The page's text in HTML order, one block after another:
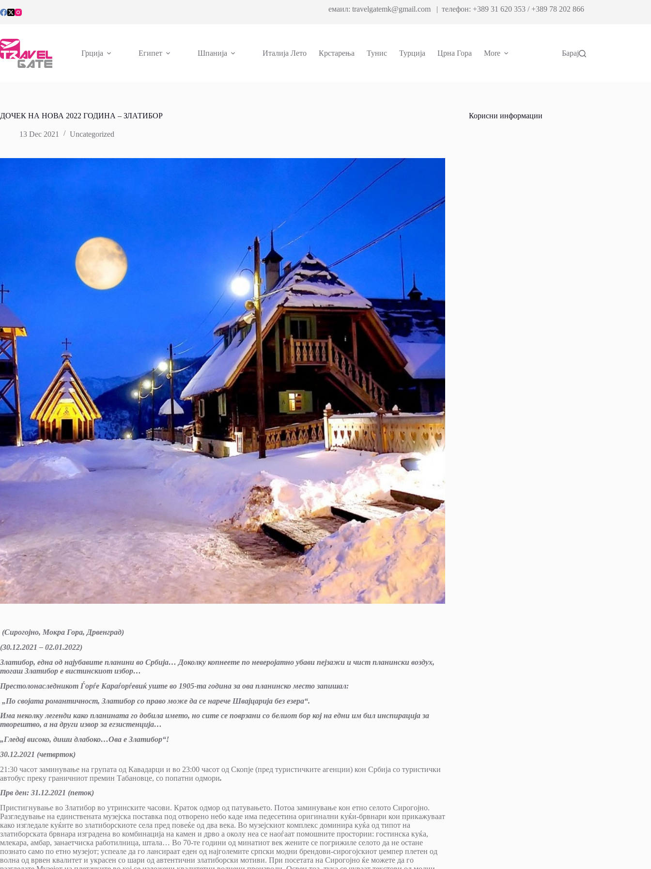
to
емаил: travelgatemk@gmail.com | телефон: +389 31 620 353 / +389 78 202 866
Грција Египет Шпанија Италија Лето Крстарења Тунис Турција Црна Гора More Барај
ДОЧЕК НА НОВА 2022 ГОДИНА – ЗЛАТИБОР
13 Dec 2021 Uncategorized
(Сирогојно, Мокра Гора, Дрвенград)
(30.12.2021 – 02.01.2022)
Златибор, една од најубавите планини во Србија… Доколку копнеете по неверојатно убави пејзажи и чист планински воздух,
тогаш Златибор е вистинскиот избор…
Престолонаследникот Ѓорѓе Караѓорѓевиќ уште во 1905-та година за ова планинско место запишал:
„По својата романтичност, Златибор со право може да се нарече Швајцарија без езера“.
Има неколку легенди како планината го добила името, но сите се поврзани со белиот бор кој на едни им бил инспирација за
творештво, а на други извор за егзистенција…
„Гледај високо, диши длабоко…Ова е Златибор“!
30.12.2021 (четврток)
21:30 часот заминување на групата од Кавадарци и во 23:00 часот од Скопје (пред туристичките агенции) кон Србија со туристички
автобус преку граничниот премин Табановце, со попатни одмори.
Прв ден: 31.12.2021 (петок)
Пристигнување во Златибор во утринските часови. Краток одмор од патувањето. Потоа заминување кон етно селото Сирогојно.
Разгледување на единствената музејска поставка под отворено небо каде има педесетина оригинални куќи-брвнари кои прикажуваат
како изгледале куќите во златиборскиоте села пред повеќе од два века. Во музејскиот комплекс доминира куќа од типот на
златиборската брвнара изградена во комбинација на камен и дрво а околу неа се наоѓаат помошните простoрии: гостинска куќа,
млекара, амбар, занаетчиска работилница, штала… Во 70-те години од минатиот век жените се погрижиле селото да не остане
познато само по етно музејот; успеале да го лансираат еден од најголемите српски модни брендови-сирогојскиот џемпер плетен од
волна од врвен квалитет и украсен со шари од автентични златиборски мотиви. При посетата на Сирогојно ќе можете да го
Корисни информации